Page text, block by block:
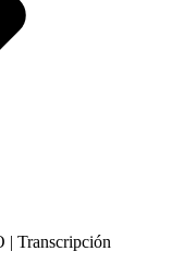
| Transcripción